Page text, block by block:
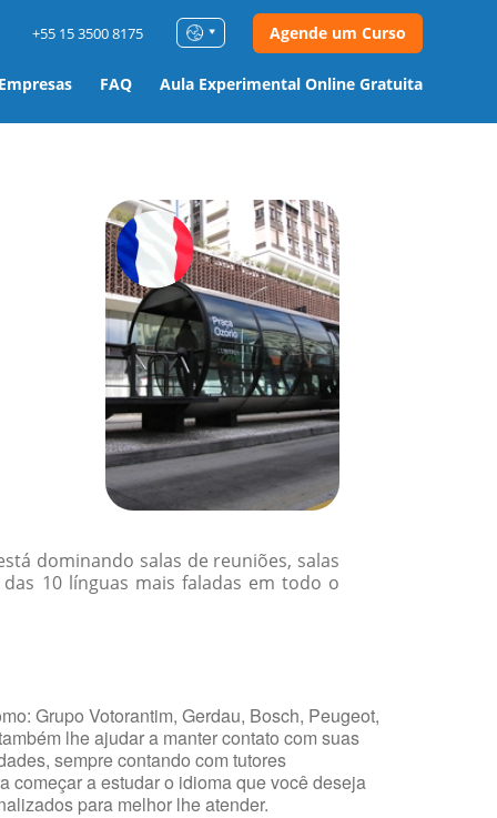
FAQ Aula Experimental Online Gratuita
+55 15 3500 8175 Agende um Curso
dominando salas de reuniões, salas
10 línguas mais faladas em todo o
Grupo Votorantim, Gerdau, Bosch, Peugeot,
lhe ajudar a manter contato com suas
sempre contando com tutores
começar a estudar o idioma que você deseja
para melhor lhe atender.